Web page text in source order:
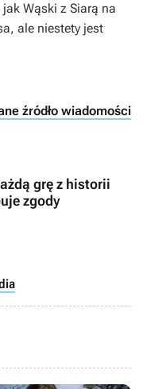
jak Wąski z Siarą na
ale niestety jest
źródło wiadomości
grę z historii
zgody